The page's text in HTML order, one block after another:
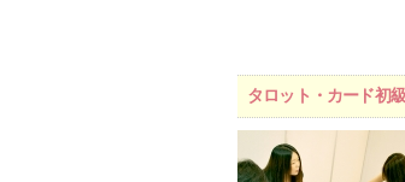
タロット・カード初